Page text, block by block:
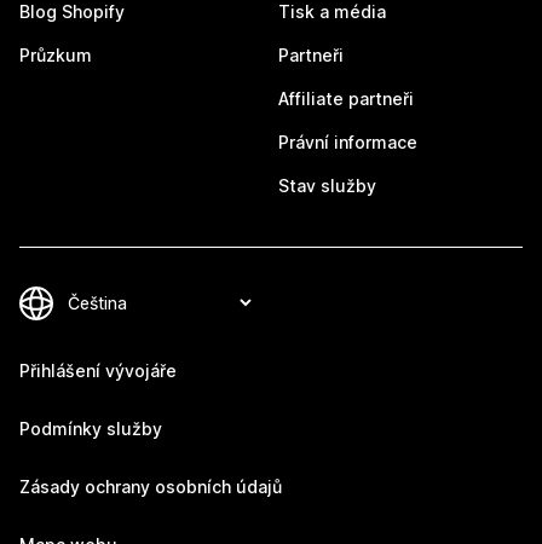
Blog Shopify
Průzkum
Tisk a média
Partneři
Affiliate partneři
Právní informace
Stav služby
Přihlášení vývojáře
Podmínky služby
Zásady ochrany osobních údajů